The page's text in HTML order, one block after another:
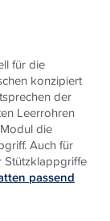
für die
konzipiert
der
Leerrohren
die
Auch für
Stützklappgriffe
passend